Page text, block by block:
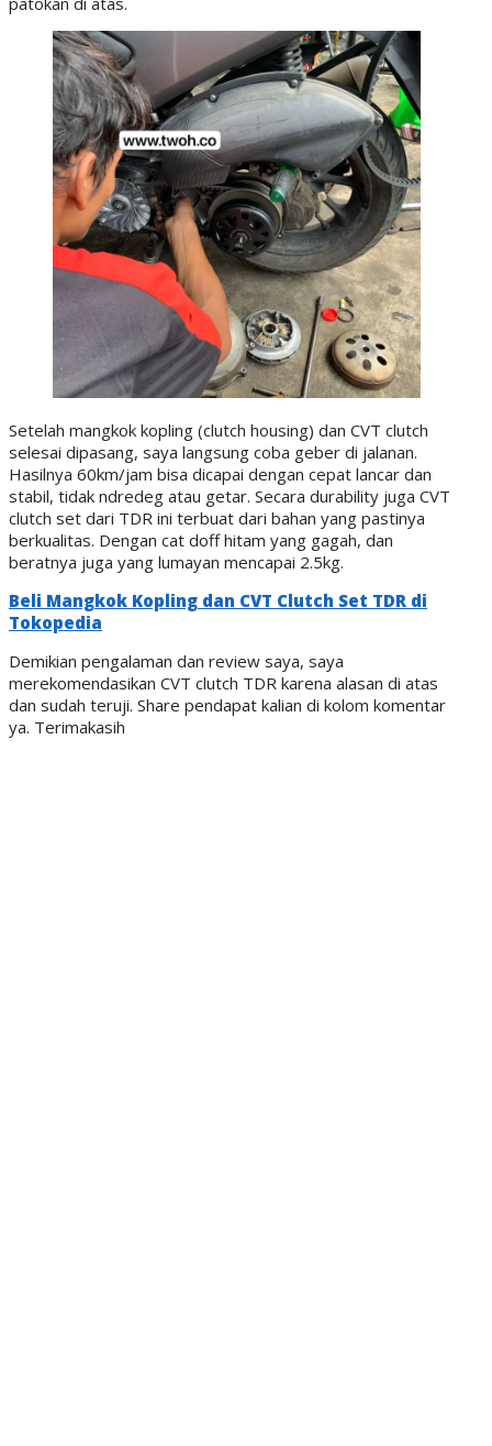
Setelah mangkok kopling (clutch housing) dan CVT clutch
selesai dipasang, saya langsung coba geber di jalanan.
Hasilnya 60km/jam bisa dicapai dengan cepat lancar dan
stabil, tidak ndredeg atau getar. Secara durability juga CVT
clutch set dari TDR ini terbuat dari bahan yang pastinya
berkualitas. Dengan cat doff hitam yang gagah, dan
beratnya juga yang lumayan mencapai 2.5kg.
Beli Mangkok Kopling dan CVT Clutch Set TDR di
Tokopedia
Demikian pengalaman dan review saya, saya
merekomendasikan CVT clutch TDR karena alasan di atas
dan sudah teruji. Share pendapat kalian di kolom komentar
ya. Terimakasih